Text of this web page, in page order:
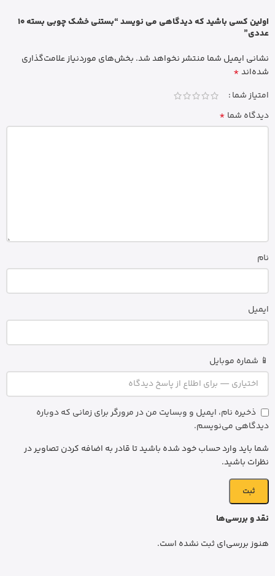
نقد و بررسی‌ها
هنوز بررسی‌ای ثبت نشده است.
اولین کسی باشید که دیدگاهی می نویسد “بستنی خشک چوبی بسته 10
عددی”
نشانی ایمیل شما منتشر نخواهد شد. بخش‌های موردنیاز علامت‌گذاری
شده‌اند*
امتیاز شما
دیدگاه شما *
نام
ایمیل
📱 شماره موبایل
ذخیره نام، ایمیل و وبسایت من در مرورگر برای زمانی که دوباره
دیدگاهی می‌نویسم.
شما باید وارد حساب خود شده باشید تا قادر به اضافه کردن تصاویر در
نظرات باشید.